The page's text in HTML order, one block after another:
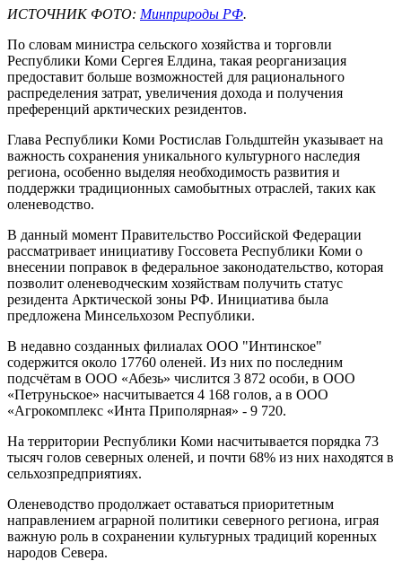
ИСТОЧНИК ФОТО: Минприроды РФ.
По словам министра сельского хозяйства и торговли
Республики Коми Сергея Елдина, такая реорганизация
предоставит больше возможностей для рационального
распределения затрат, увеличения дохода и получения
преференций арктических резидентов.
Глава Республики Коми Ростислав Гольдштейн указывает на
важность сохранения уникального культурного наследия
региона, особенно выделяя необходимость развития и
поддержки традиционных самобытных отраслей, таких как
оленеводство.
В данный момент Правительство Российской Федерации
рассматривает инициативу Госсовета Республики Коми о
внесении поправок в федеральное законодательство, которая
позволит оленеводческим хозяйствам получить статус
резидента Арктической зоны РФ. Инициатива была
предложена Минсельхозом Республики.
В недавно созданных филиалах ООО "Интинское"
содержится около 17760 оленей. Из них по последним
подсчётам в ООО «Абезь» числится 3 872 особи, в ООО
«Петруньское» насчитывается 4 168 голов, а в ООО
«Агрокомплекс «Инта Приполярная» - 9 720.
На территории Республики Коми насчитывается порядка 73
тысяч голов северных оленей, и почти 68% из них находятся в
сельхозпредприятиях.
Оленеводство продолжает оставаться приоритетным
направлением аграрной политики северного региона, играя
важную роль в сохранении культурных традиций коренных
народов Севера.